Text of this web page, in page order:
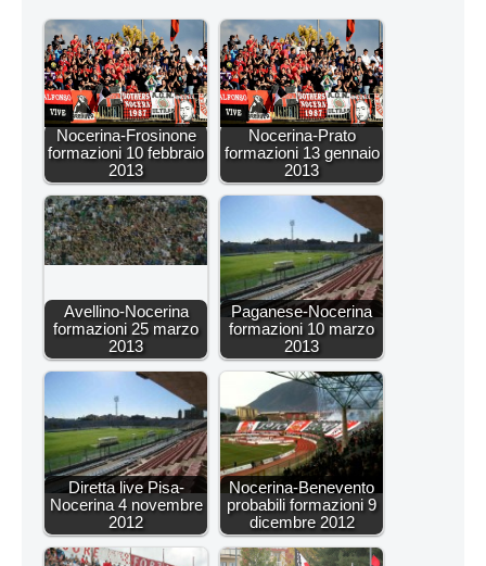
Nocerina-Frosinone
formazioni 10 febbraio
2013
Nocerina-Prato
formazioni 13 gennaio
2013
Avellino-Nocerina
formazioni 25 marzo
2013
Paganese-Nocerina
formazioni 10 marzo
2013
Diretta live Pisa-
Nocerina 4 novembre
2012
Nocerina-Benevento
probabili formazioni 9
dicembre 2012